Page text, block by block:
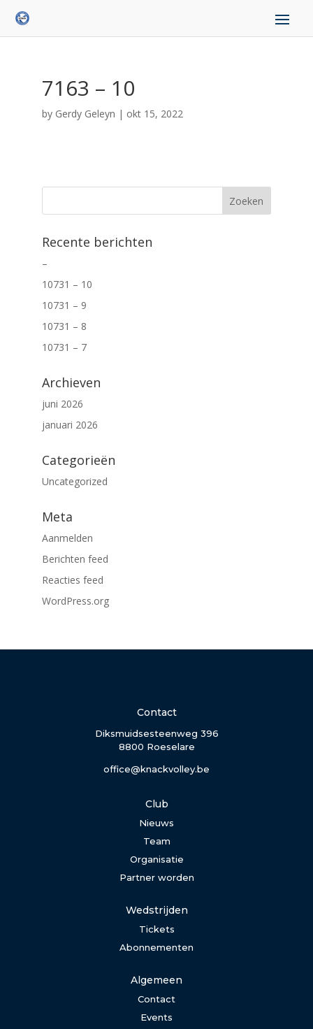
7163 – 10
by Gerdy Geleyn | okt 15, 2022
Recente berichten
–
10731 – 10
10731 – 9
10731 – 8
10731 – 7
Archieven
juni 2026
januari 2026
Categorieën
Uncategorized
Meta
Aanmelden
Berichten feed
Reacties feed
WordPress.org
Contact
Diksmuidsesteenweg 396
8800 Roeselare
office@knackvolley.be
Club
Nieuws
Team
Organisatie
Partner worden
Wedstrijden
Tickets
Abonnementen
Algemeen
Contact
Events